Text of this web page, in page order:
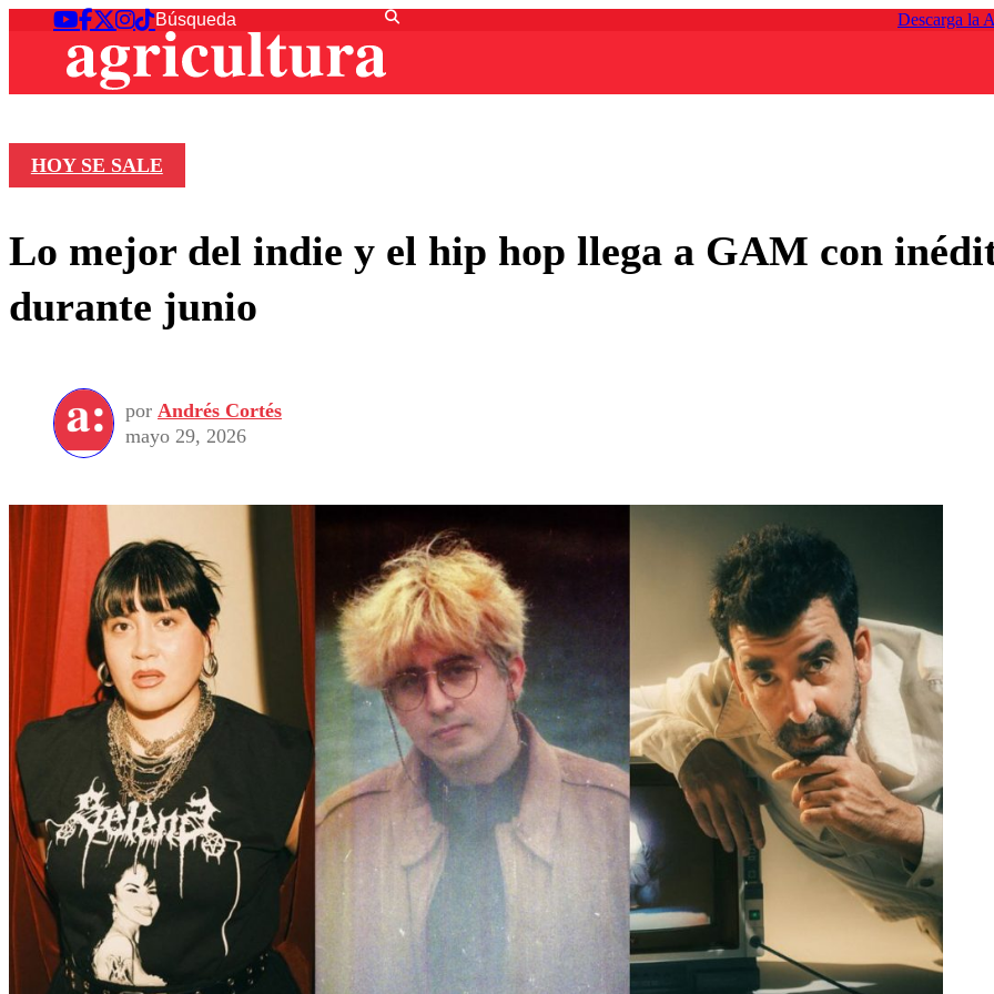
Descarga la
HOY SE SALE
Lo mejor del indie y el hip hop llega a GAM con
durante junio
por Andrés Cortés
mayo 29, 2026